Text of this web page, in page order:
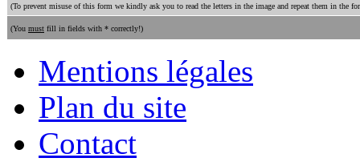
(To prevent misuse of this form we kindly ask you to read the letters in the image and repeat them in the
(You must fill in fields with * correctly!)
Mentions légales
Plan du site
Contact